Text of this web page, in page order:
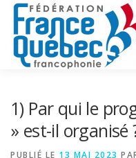
Aller
contenu
ACTUALITÉS
1) Par qui le
» est-il organisé
PUBLIÉ LE 13 MAI 2023